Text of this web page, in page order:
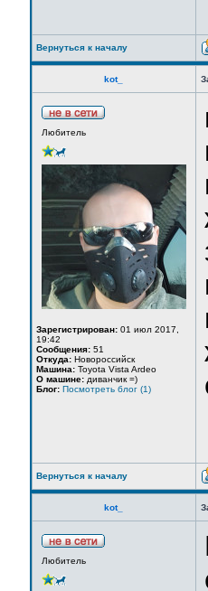
Вернуться к началу
kot_
Любитель
Зарегистрирован: 01 июл 2017,
19:42
Сообщения: 51
Откуда: Новороссийск
Машина: Toyota Vista Ardeo
О машине: диванчик =)
Блог: Посмотреть блог (1)
Вернуться к началу
kot_
Любитель